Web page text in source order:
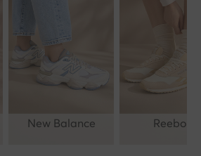
New Balance Reebok